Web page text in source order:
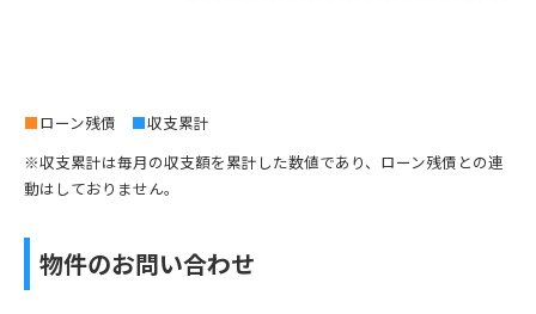
■ローン残債 ■収支累計
※収支累計は毎月の収支額を累計した数値であり、ローン残債との連
動はしておりません。
物件のお問い合わせ